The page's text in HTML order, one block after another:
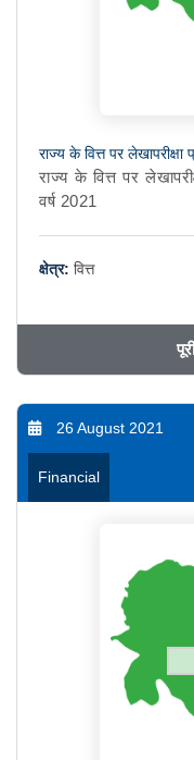
राज्य के वित्त पर
राज्य के वित्त पर
वर्ष 2021
क्षेत्र: वित्त
26 August 2021
Financial